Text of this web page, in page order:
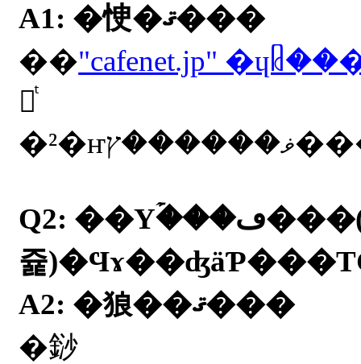
A1: �㤤�ޤ���
��"cafenet.jp"
䡢ͭ
Q2: ��Υۡ���ڡ���(E�᡼�륢�ɥ
쥹
A2: �狼��ޤ���
�䤬